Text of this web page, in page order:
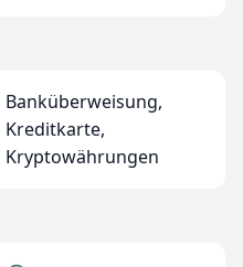
Banküberweisung,
Kreditkarte,
Kryptowährungen